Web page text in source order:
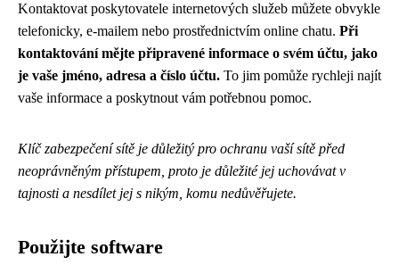
Kontaktovat poskytovatele internetových služeb můžete obvykle
telefonicky, e-mailem nebo prostřednictvím online chatu. Při
kontaktování mějte připravené informace o svém účtu, jako
je vaše jméno, adresa a číslo účtu. To jim pomůže rychleji najít
vaše informace a poskytnout vám potřebnou pomoc.
Klíč zabezpečení sítě je důležitý pro ochranu vaší sítě před
neoprávněným přístupem, proto je důležité jej uchovávat v
tajnosti a nesdílet jej s nikým, komu nedůvěřujete.
Použijte software